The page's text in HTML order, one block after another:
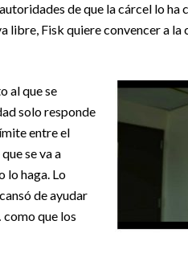
de que la cárcel lo
libre, Fisk quiere convencer a la
al que se
solo responde
entre el
se va a
lo haga. Lo
de ayudar
que los